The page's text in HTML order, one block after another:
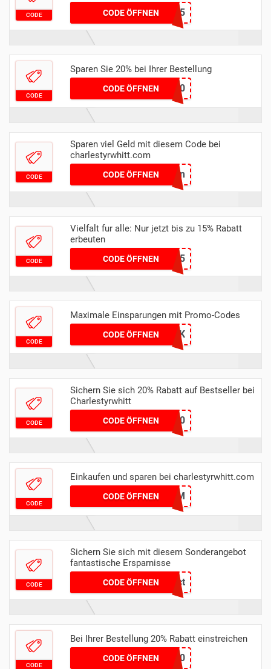
CODE CODE ÖFFNENTAKE35
CODE
Sparen Sie 20% bei Ihrer Bestellung
CODE ÖFFNENAUS20
CODE
Sparen viel Geld mit diesem Code bei
charlestyrwhitt.com
CODE ÖFFNENnewjun
CODE
Vielfalt fur alle: Nur jetzt bis zu 15% Rabatt
erbeuten
CODE ÖFFNENPROPER15
CODE
Maximale Einsparungen mit Promo-Codes
CODE ÖFFNEN
WELCOMEUK
CODE
Sichern Sie sich 20% Rabatt auf Bestseller bei
Charlestyrwhitt
CODE ÖFFNENWISDEN20
CODE
Einkaufen und sparen bei charlestyrwhitt.com
CODE ÖFFNENCTCHARM
CODE
Sichern Sie sich mit diesem Sonderangebot
fantastische Ersparnisse
CODE ÖFFNEN lfsct
CODE
Bei Ihrer Bestellung 20% Rabatt einstreichen
CODE ÖFFNENamazon20